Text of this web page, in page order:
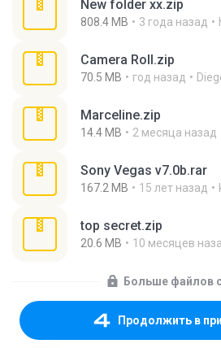
New folder xx.zip
808.4 MB 3 года назад
Camera Roll.zip
70.5 MB год назад
Marceline.zip
14.4 MB 2 месяца назад
Sony Vegas v7.0b.rar
167.2 MB 15 лет назад
top secret.zip
20.6 MB 10 месяцев
Больше файлов
Продолжить в